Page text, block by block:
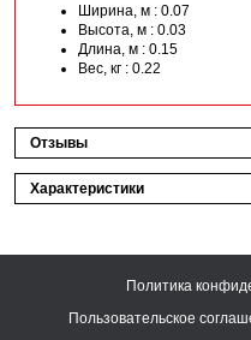
Ширина, м : 0.07
Высота, м : 0.03
Длина, м : 0.15
Вес, кг : 0.22
Отзывы
Характеристики
Политика
Пользовательское